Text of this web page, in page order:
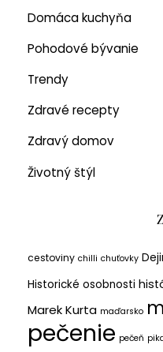
Domáca kuchyňa
Pohodové bývanie
Trendy
Zdravé recepty
Zdravý domov
Životný štýl
cestoviny chilli chuťovky
Historické osobnosti
Marek Kurta maďarsko
pečenie pečeň